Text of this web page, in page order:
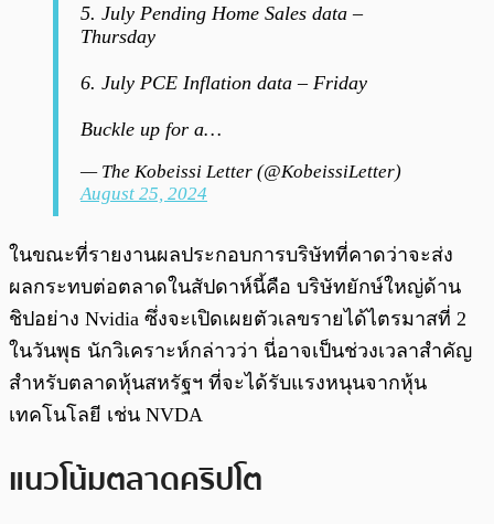
5. July Pending Home Sales data –
Thursday
6. July PCE Inflation data – Friday
Buckle up for a…
— The Kobeissi Letter (@KobeissiLetter)
August 25, 2024
ในขณะที่รายงานผลประกอบการบริษัทที่คาดว่าจะส่ง
ผลกระทบต่อตลาดในสัปดาห์นี้คือ บริษัทยักษ์ใหญ่ด้าน
ชิปอย่าง Nvidia ซึ่งจะเปิดเผยตัวเลขรายได้ไตรมาสที่ 2
ในวันพุธ นักวิเคราะห์กล่าวว่า นี่อาจเป็นช่วงเวลาสำคัญ
สำหรับตลาดหุ้นสหรัฐฯ ที่จะได้รับแรงหนุนจากหุ้น
เทคโนโลยี เช่น NVDA
แนวโน้มตลาดคริปโต